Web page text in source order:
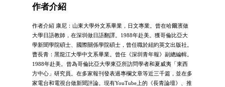
作者介紹
作者介紹 康尼：山東大學外文系畢業，日文專業。曾在哈爾濱做
大學日語教師，在深圳做日語翻譯。1988年赴美。獲哥倫比亞大
學新聞學院碩士、國際關係學院碩士，曾任職於紐約英文出版社。
曹長青：黑龍江大學中文系畢業。曾任《深圳青年報》副總編輯。
1988年赴美。曾為哥倫比亞大學東亞所訪問學者和夏威夷「東西
方中心」研究員。在多家報刊發表過專欄文章等近三千篇，並在多
家電台和電視台做新聞評論。現有YouTube上的《長青論壇》、推